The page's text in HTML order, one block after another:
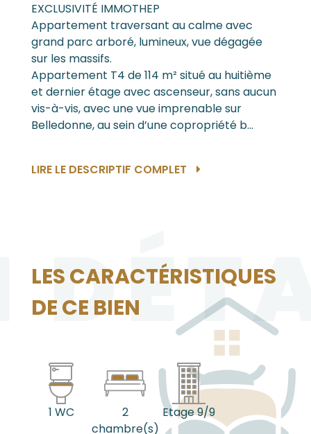
EXCLUSIVITÉ IMMOTHEP
Appartement traversant au calme avec
grand parc arboré, lumineux, vue dégagée
sur les massifs.
Appartement T4 de 114 m² situé au huitième
et dernier étage avec ascenseur, sans aucun
vis-à-vis, avec une vue imprenable sur
Belledonne, au sein d’une copropriété b...
LIRE LE DESCRIPTIF COMPLET
LES CARACTÉRISTIQUES
DE CE BIEN
1 WC
2
chambre(s)
Etage 9/9